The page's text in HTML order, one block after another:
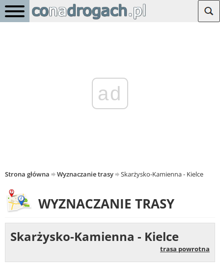
ad
Strona główna Wyznaczanie trasy Skarżysko-Kamienna - Kielce
WYZNACZANIE TRASY
Skarżysko-Kamienna - Kielce
trasa powrotna